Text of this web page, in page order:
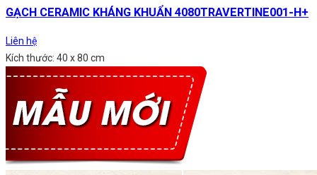
GẠCH CERAMIC KHÁNG KHUẨN 4080TRAVERTINE001-H+
Liên hệ
Kích thước: 40 x 80 cm